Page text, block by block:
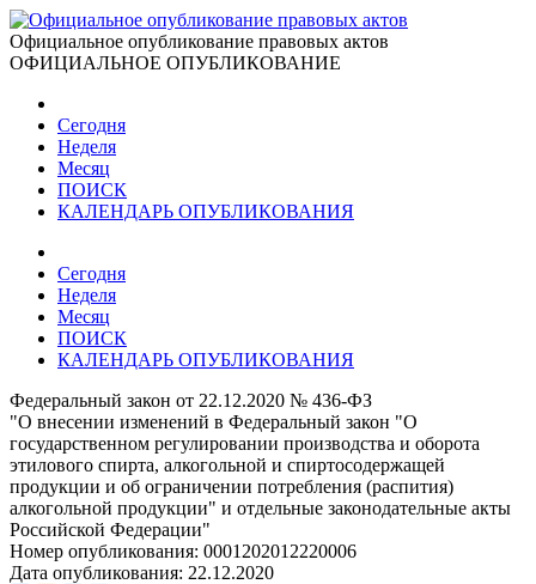
Официальное опубликование правовых актов
ОФИЦИАЛЬНОЕ ОПУБЛИКОВАНИЕ
Сегодня
Неделя
Месяц
ПОИСК
КАЛЕНДАРЬ ОПУБЛИКОВАНИЯ
Сегодня
Неделя
Месяц
ПОИСК
КАЛЕНДАРЬ ОПУБЛИКОВАНИЯ
Федеральный закон от 22.12.2020 № 436-ФЗ
"О внесении изменений в Федеральный закон "О
государственном регулировании производства и оборота
этилового спирта, алкогольной и спиртосодержащей
продукции и об ограничении потребления (распития)
алкогольной продукции" и отдельные законодательные акты
Российской Федерации"
Номер опубликования: 0001202012220006
Дата опубликования: 22.12.2020